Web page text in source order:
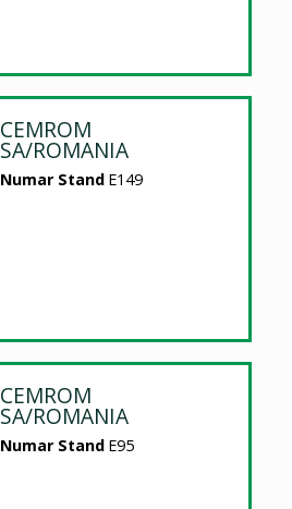
CEMROM
SA/ROMANIA
Numar Stand E149
CEMROM
SA/ROMANIA
Numar Stand E95